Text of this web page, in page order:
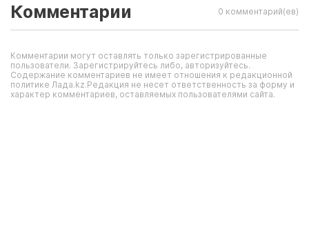
Комментарии 0 комментарий(ев)
Комментарии могут оставлять только зарегистрированные
пользователи. Зарегистрируйтесь либо, авторизуйтесь.
Содержание комментариев не имеет отношения к редакционной
политике Лада.kz.Редакция не несет ответственность за форму и
характер комментариев, оставляемых пользователями сайта.